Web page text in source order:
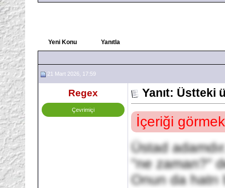
Yeni Konu Yanıtla
21 Mart 2026, 17:59
Regex
Çevrimiçi
Yanıt: Üstteki
İçeriği
Üstad
"ne zaman?"
Onun da